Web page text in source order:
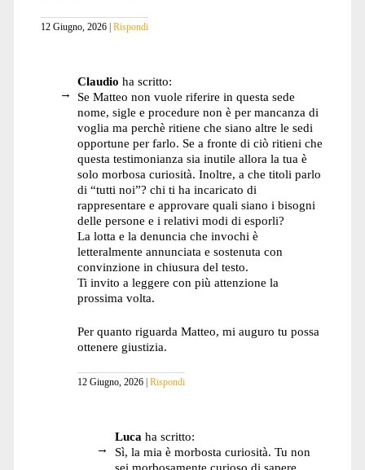
12 Giugno, 2026 Rispondi
Claudio ha scritto:
Se Matteo non vuole riferire in questa sede
nome, sigle e procedure non è per mancanza di
voglia ma perchè ritiene che siano altre le sedi
opportune per farlo. Se a fronte di ciò ritieni che
questa testimonianza sia inutile allora la tua è
solo morbosa curiosità. Inoltre, a che titoli parlo
di “tutti noi”? chi ti ha incaricato di
rappresentare e approvare quali siano i bisogni
delle persone e i relativi modi di esporli?
La lotta e la denuncia che invochi è
letteralmente annunciata e sostenuta con
convinzione in chiusura del testo.
Ti invito a leggere con più attenzione la
prossima volta.
Per quanto riguarda Matteo, mi auguro tu possa
ottenere giustizia.
12 Giugno, 2026 Rispondi
Luca ha scritto:
Sì, la mia è morbosta curiosità. Tu non
sei morbosamente curioso di sapere